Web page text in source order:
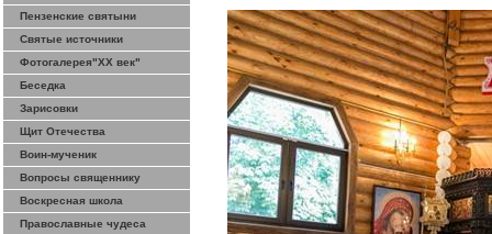
Пензенские святыни
Святые источники
Фотогалерея"ХХ век"
Беседка
Зарисовки
Щит Отечества
Воин-мученик
Вопросы священнику
Воскресная школа
Православные чудеса